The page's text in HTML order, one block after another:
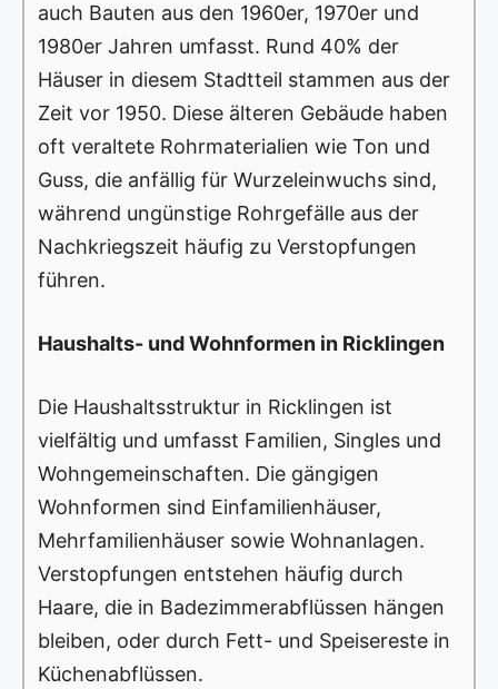
auch Bauten aus den 1960er, 1970er und
1980er Jahren umfasst. Rund 40% der
Häuser in diesem Stadtteil stammen aus der
Zeit vor 1950. Diese älteren Gebäude haben
oft veraltete Rohrmaterialien wie Ton und
Guss, die anfällig für Wurzeleinwuchs sind,
während ungünstige Rohrgefälle aus der
Nachkriegszeit häufig zu Verstopfungen
führen.
Haushalts- und Wohnformen in Ricklingen
Die Haushaltsstruktur in Ricklingen ist
vielfältig und umfasst Familien, Singles und
Wohngemeinschaften. Die gängigen
Wohnformen sind Einfamilienhäuser,
Mehrfamilienhäuser sowie Wohnanlagen.
Verstopfungen entstehen häufig durch
Haare, die in Badezimmerabflüssen hängen
bleiben, oder durch Fett- und Speisereste in
Küchenabflüssen.